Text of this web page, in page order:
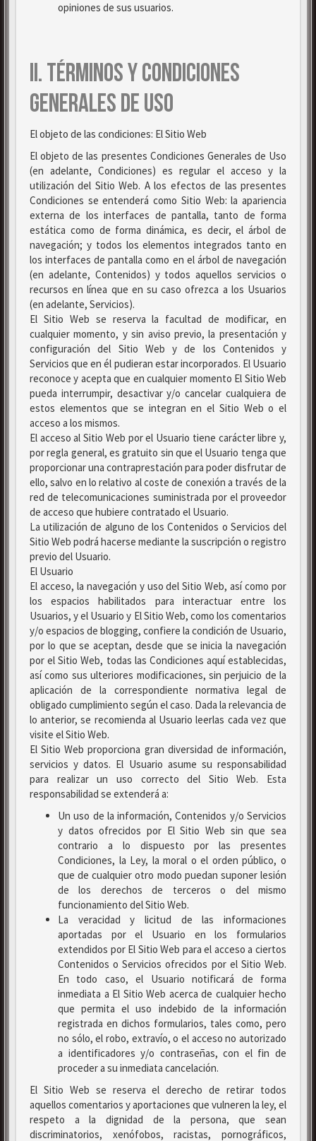
opiniones de sus usuarios.
II. TÉRMINOS Y CONDICIONES
GENERALES DE USO
El objeto de las condiciones: El Sitio Web
El objeto de las presentes Condiciones Generales de Uso
(en adelante, Condiciones) es regular el acceso y la
utilización del Sitio Web. A los efectos de las presentes
Condiciones se entenderá como Sitio Web: la apariencia
externa de los interfaces de pantalla, tanto de forma
estática como de forma dinámica, es decir, el árbol de
navegación; y todos los elementos integrados tanto en
los interfaces de pantalla como en el árbol de navegación
(en adelante, Contenidos) y todos aquellos servicios o
recursos en línea que en su caso ofrezca a los Usuarios
(en adelante, Servicios).
El Sitio Web se reserva la facultad de modificar, en
cualquier momento, y sin aviso previo, la presentación y
configuración del Sitio Web y de los Contenidos y
Servicios que en él pudieran estar incorporados. El Usuario
reconoce y acepta que en cualquier momento El Sitio Web
pueda interrumpir, desactivar y/o cancelar cualquiera de
estos elementos que se integran en el Sitio Web o el
acceso a los mismos.
El acceso al Sitio Web por el Usuario tiene carácter libre y,
por regla general, es gratuito sin que el Usuario tenga que
proporcionar una contraprestación para poder disfrutar de
ello, salvo en lo relativo al coste de conexión a través de la
red de telecomunicaciones suministrada por el proveedor
de acceso que hubiere contratado el Usuario.
La utilización de alguno de los Contenidos o Servicios del
Sitio Web podrá hacerse mediante la suscripción o registro
previo del Usuario.
El Usuario
El acceso, la navegación y uso del Sitio Web, así como por
los espacios habilitados para interactuar entre los
Usuarios, y el Usuario y El Sitio Web, como los comentarios
y/o espacios de blogging, confiere la condición de Usuario,
por lo que se aceptan, desde que se inicia la navegación
por el Sitio Web, todas las Condiciones aquí establecidas,
así como sus ulteriores modificaciones, sin perjuicio de la
aplicación de la correspondiente normativa legal de
obligado cumplimiento según el caso. Dada la relevancia de
lo anterior, se recomienda al Usuario leerlas cada vez que
visite el Sitio Web.
El Sitio Web proporciona gran diversidad de información,
servicios y datos. El Usuario asume su responsabilidad
para realizar un uso correcto del Sitio Web. Esta
responsabilidad se extenderá a:
Un uso de la información, Contenidos y/o Servicios
y datos ofrecidos por El Sitio Web sin que sea
contrario a lo dispuesto por las presentes
Condiciones, la Ley, la moral o el orden público, o
que de cualquier otro modo puedan suponer lesión
de los derechos de terceros o del mismo
funcionamiento del Sitio Web.
La veracidad y licitud de las informaciones
aportadas por el Usuario en los formularios
extendidos por El Sitio Web para el acceso a ciertos
Contenidos o Servicios ofrecidos por el Sitio Web.
En todo caso, el Usuario notificará de forma
inmediata a El Sitio Web acerca de cualquier hecho
que permita el uso indebido de la información
registrada en dichos formularios, tales como, pero
no sólo, el robo, extravío, o el acceso no autorizado
a identificadores y/o contraseñas, con el fin de
proceder a su inmediata cancelación.
El Sitio Web se reserva el derecho de retirar todos
aquellos comentarios y aportaciones que vulneren la ley, el
respeto a la dignidad de la persona, que sean
discriminatorios, xenófobos, racistas, pornográficos,